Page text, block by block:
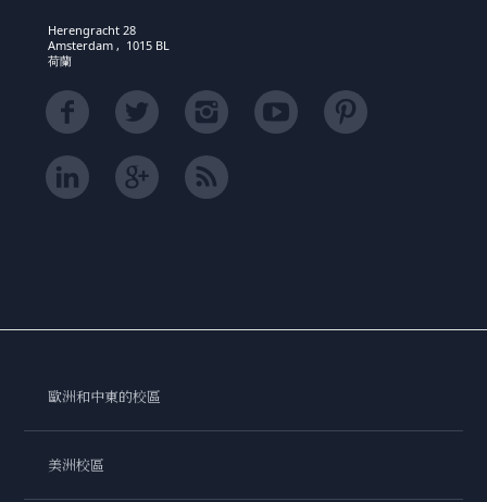
Herengracht 28
Amsterdam , 1015 BL
荷蘭
歐洲和中東的校區
美洲校區